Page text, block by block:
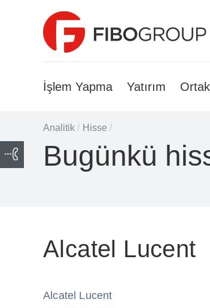
İşlem Yapma Yatırım
Analitik / Hisse /
Bugünkü
Alcatel Lucent
Alcatel Lucent